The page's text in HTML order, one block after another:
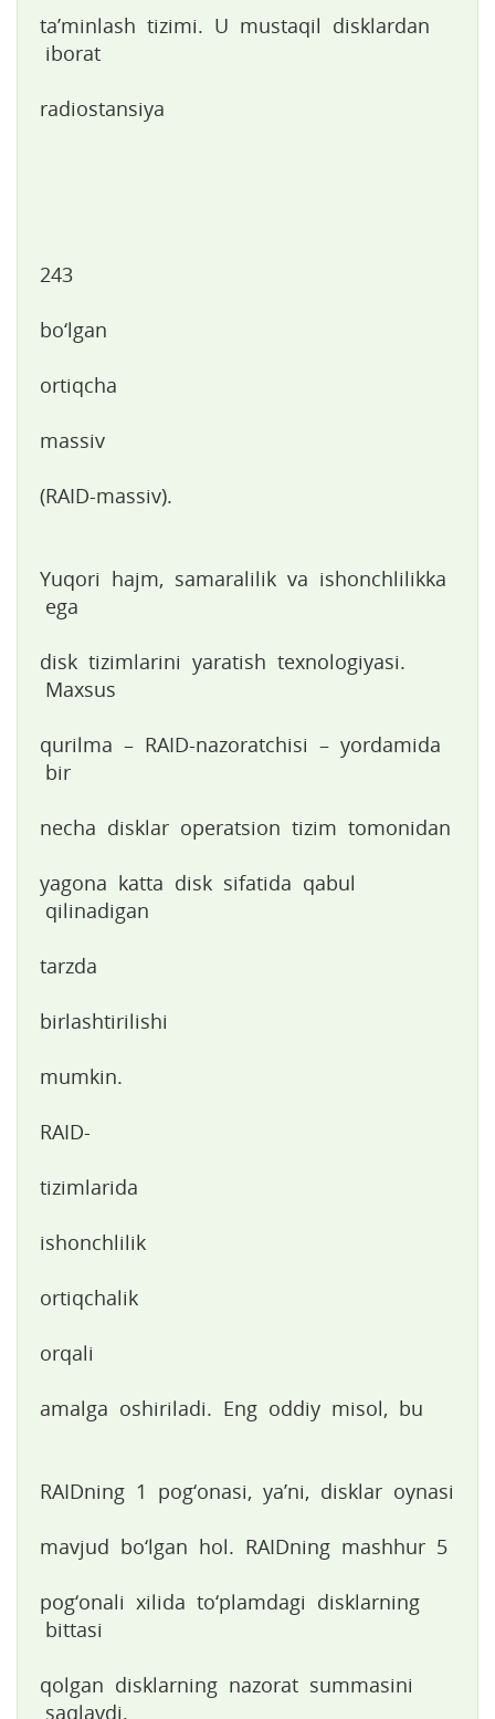
ta’minlash tizimi. U mustaqil disklardan
iborat
radiostansiya
243
bo‘lgan
ortiqcha
massiv
(RAID-massiv).
Yuqori hajm, samaralilik va ishonchlilikka
ega
disk tizimlarini yaratish texnologiyasi.
Maxsus
qurilma – RAID-nazoratchisi – yordamida
bir
necha disklar operatsion tizim tomonidan
yagona katta disk sifatida qabul
qilinadigan
tarzda
birlashtirilishi
mumkin.
RAID-
tizimlarida
ishonchlilik
ortiqchalik
orqali
amalga oshiriladi. Eng oddiy misol, bu
RAIDning 1 pog‘onasi, ya’ni, disklar oynasi
mavjud bo‘lgan hol. RAIDning mashhur 5
pog‘onali xilida to‘plamdagi disklarning
bittasi
qolgan disklarning nazorat summasini
saqlaydi.